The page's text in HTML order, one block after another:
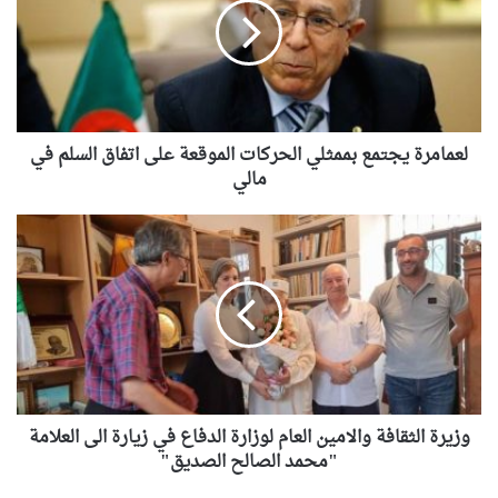
ا
م
ج
ب
م
م
ث
ي
ح
لعمامرة يجتمع بممثلي الحركات الموقعة على اتفاق السلم في
مالي
و
ز
ي
ة
ا
ق
وزيرة الثقافة والامين العام لوزارة الدفاع في زيارة الى العلامة
"محمد الصالح الصديق"